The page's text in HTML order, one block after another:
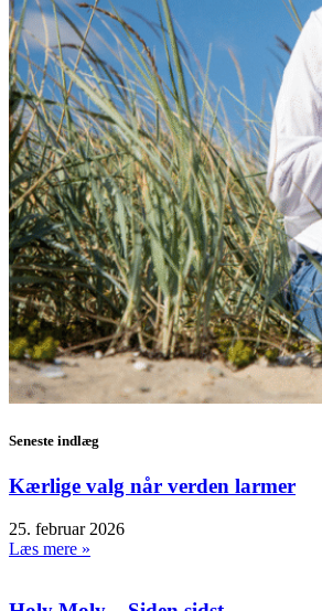
Seneste indlæg
Kærlige valg når verden larmer
25. februar 2026
Læs mere »